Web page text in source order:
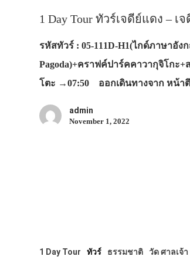
1 Day Tour ทัวร์เจดีย์แดง – เ
รหัสทัวร์ : 05-111D-H1(ไกด์ภาษาอัง
Pagoda)+คราฟค์ปาร์คคาวากุจิโก
โตะ →07:50 ออกเดินทางจาก หน้า
admin
November 1, 2022
1 Day Tour ทัวร์ ธรรมชาติ วัด ศาลเจ้